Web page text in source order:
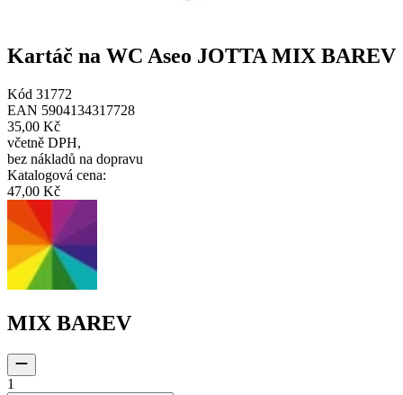
Kartáč na WC Aseo JOTTA MIX BAREV
Kód 31772
EAN 5904134317728
35,00 Kč
včetně DPH,
bez nákladů na dopravu
Katalogová cena:
47,00 Kč
MIX BAREV
1